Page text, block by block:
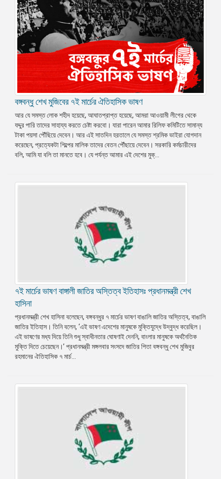
বঙ্গবন্ধু শেখ মুজিবের ৭ই মার্চের ঐতিহাসিক ভাষণ
আর যে সমস্ত লোক শহীদ হয়েছে, আঘাতপ্রাপ্ত হয়েছে, আমরা আওয়ামী লীগের থেকে
যদ্দুর পারি তাদের সাহায্য করতে চেষ্টা করবো। যারা পারেন আমার রিলিফ কমিটিতে সামান্য
টাকা পয়সা পৌঁছিয়ে দেবেন। আর এই সাতদিন হরতালে যে সমস্ত শ্রমিক ভাইরা যোগদান
করেছেন, প্রত্যেকটা শিল্পের মালিক তাদের বেতন পৌঁছায়ে দেবেন। সরকারি কর্মচারীদের
বলি, আমি যা বলি তা মানতে হবে। যে পর্যন্ত আমার এই দেশের মুক্...
৭ই মার্চের ভাষণ বাঙ্গালী জাতির অস্তিত্ব ইতিহাসঃ প্রধানমন্ত্রী শেখ
হাসিনা
প্রধানমন্ত্রী শেখ হাসিনা বলেছেন, বঙ্গবন্ধুর ৭ মার্চের ভাষণ বাঙালি জাতির অস্তিত্ব, বাঙালি
জাতির ইতিহাস। তিনি বলেন, ‘এই ভাষণ এদেশের মানুষকে মুক্তিযুদ্ধে উদ্বুদ্ধ করেছিল।
এই ভাষণের মধ্য দিয়ে তিনি শুধু স্বাধীনতার ঘোষণাই দেননি, বাংলার মানুষকে অর্থনৈতিক
মুক্তি দিতে চেয়েছেন।’ প্রধানমন্ত্রী মঙ্গলবার সংসদে জাতির পিতা বঙ্গবন্ধু শেখ মুজিবুর
রহমানের ঐতিহাসিক ৭ মার্চ...